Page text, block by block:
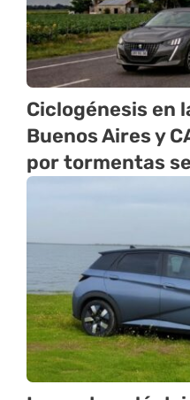
Ciclogénesis en
Buenos Aires y
por tormentas